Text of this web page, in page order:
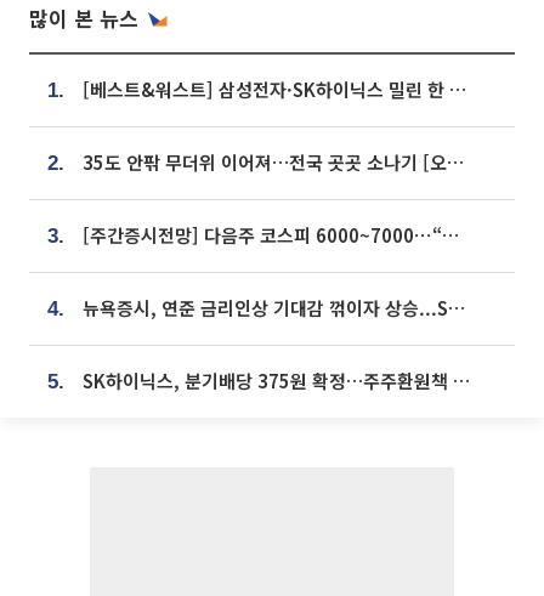
많이 본 뉴스
1. [베스트&워스트] 삼성전자·SK하이닉스 밀린 한 주…상상인증권은 85% 급등
2. 35도 안팎 무더위 이어져…전국 곳곳 소나기 [오늘 날씨]
3. [주간증시전망] 다음주 코스피 6000~7000⋯“外人 수급은 정책이 변수”
4. 뉴욕증시, 연준 금리인상 기대감 꺾이자 상승...S&P500 사상 최고치 [종합]
5. SK하이닉스, 분기배당 375원 확정…주주환원책 9월로 앞당겨 발표